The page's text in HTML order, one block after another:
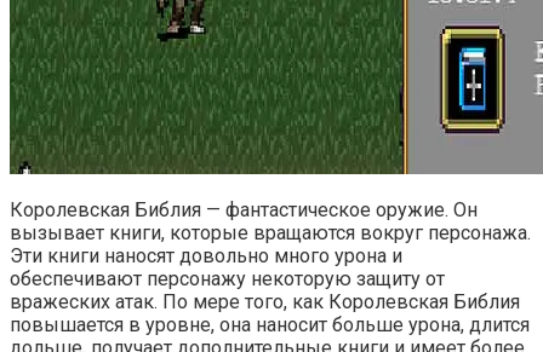
Королевская Библия — фантастическое оружие. Он
вызывает книги, которые вращаются вокруг персонажа.
Эти книги наносят довольно много урона и
обеспечивают персонажу некоторую защиту от
вражеских атак. По мере того, как Королевская Библия
повышается в уровне, она наносит больше урона, длится